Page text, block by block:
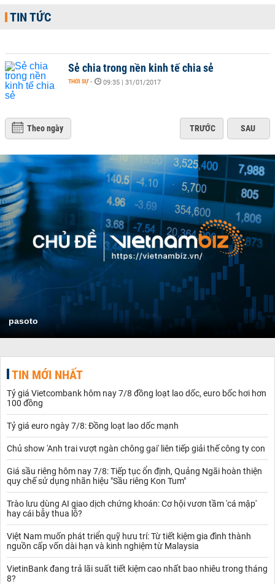
TIN TỨC
Sẻ chia trong nền kinh tế chia sẻ
THỜI SỰ - 09:35 | 31/01/2017
Theo ngày TRƯỚC SAU
pasoto
TIN MỚI NHẤT
Tỷ giá Vietcombank hôm nay 7/8 đồng loạt lao dốc, euro bốc hơi hơn
100 đồng
Tỷ giá euro ngày 7/8: Đồng loạt lao dốc mạnh
Chủ show 'Anh trai vượt ngàn chông gai' liên tiếp giải thế công ty con
Giá sầu riêng hôm nay 7/8: Tiếp tục ổn định, Quảng Ngãi hoàn thiện
quy chế sử dụng nhãn hiệu "Sầu riêng Kon Tum"
Trào lưu dùng AI giao dịch chứng khoán: Cơ hội vươn tầm 'cá mập'
hay cái bẫy thua lỗ?
Việt Nam muốn phát triển quỹ hưu trí: Từ tiết kiệm gia đình thành
nguồn cấp vốn dài hạn và kinh nghiệm từ Malaysia
VietinBank đang trả lãi suất tiết kiệm cao nhất bao nhiêu trong tháng
8?